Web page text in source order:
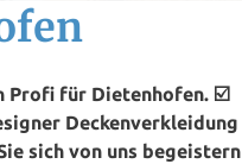
Profi für Dietenhofen. ☑️
Deckenverkleidung
sich von uns begeistern